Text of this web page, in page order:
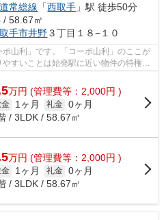
常総線 「西取手 」駅 徒歩50分
/ 58.67㎡
取手市井野３丁目１８−１０
山利」です。「コーポ山利」のここが
すいことは始発駅に近い物件の特権で
常...
万円 (管理費等：2,000円 )
金 1ヶ月 礼金 0ヶ月
/ 3LDK / 58.67㎡
万円 (管理費等：2,000円 )
金 1ヶ月 礼金 0ヶ月
/ 3LDK / 58.67㎡